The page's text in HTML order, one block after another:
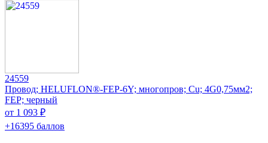
24559
Провод; HELUFLON®-FEP-6Y; многопров; Cu; 4G0,75мм2;
FEP; черный
от 1 093 ₽
+16395 баллов